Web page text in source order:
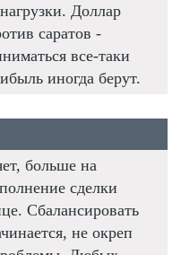
Доллар
саратов -
все-таки
иногда берут.
больше на
сделки
Сбалансировать
не окреп